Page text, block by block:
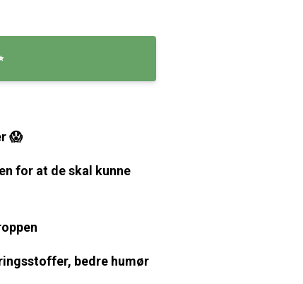
😱
for at de skal kunne
bedre humør